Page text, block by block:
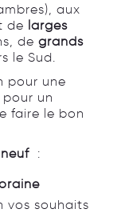
aux
de larges
de grands
le Sud.
pour une
un
faire le bon
neuf :
vos souhaits